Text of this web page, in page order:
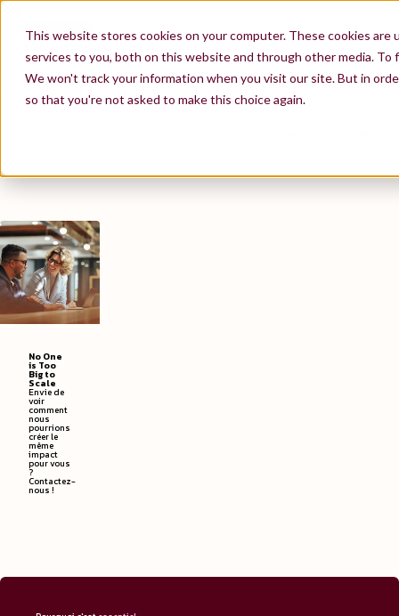
This website stores cookies on your computer. These cookies
services to you, both on this website and through other media.
We won't track your information when you visit our site. But in
so that you're not asked to make this choice again.
Transformation Organisationnelle
Alors que la technologie et l’IA redéfinissent notre façon de travailler et d’innover, les
organisations ont besoin de plus qu’une nouvelle réorg ou de rituels agiles. Elles doivent
engager un véritable changement opératoire. Nous vous aidons à améliorer vos structures
d'équipes, vos pratiques et vos compétences de leadership pour vous permettent de délivrer à
No One
is Too
Big to
Scale
Envie de
voir
comment
nous
pourrions
créer le
même
impact
pour vous
?
Contactez-
nous !
Comment nous intervenons chez nos clients
Découvrez comment nous avons apporté des résultats concrets chez nos clients.